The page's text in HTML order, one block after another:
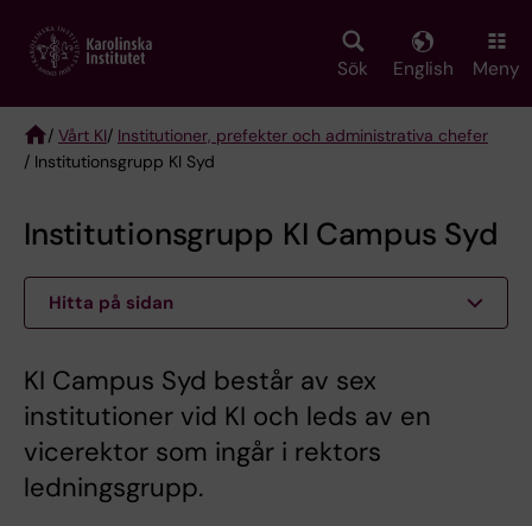
main
Sök English Meny
Breadcrumb
/ Vårt KI/ Institutioner, prefekter och administrativa chefer
/ Institutionsgrupp KI Syd
Institutionsgrupp KI Campus Syd
Hitta på sidan
KI Campus Syd består av sex
institutioner vid KI och leds av en
vicerektor som ingår i rektors
ledningsgrupp.